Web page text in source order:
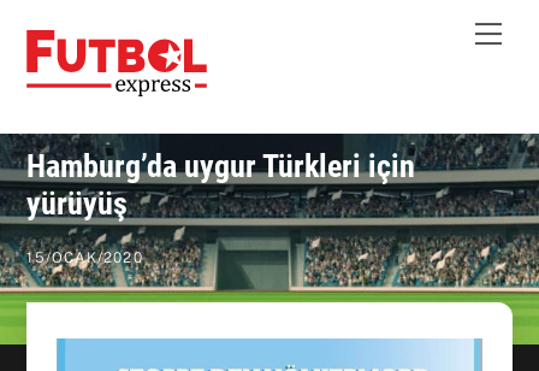
content
Hamburg’da uygur Türkleri için
yürüyüş
15/OCAK/2020